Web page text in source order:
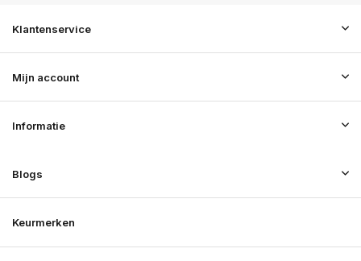
Klantenservice
Mijn account
Informatie
Blogs
Keurmerken